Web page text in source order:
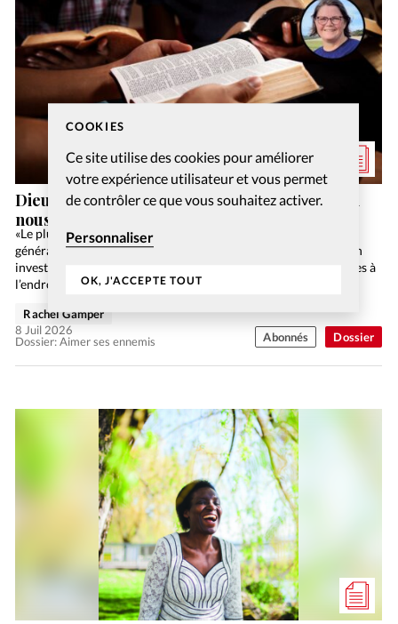
COOKIES
Ce site utilise des cookies pour améliorer
votre expérience utilisateur et vous permet
de contrôler ce que vous souhaitez activer.
Personnaliser
OK, J'ACCEPTE TOUT
Dossier
Dieu a-t-il vraiment dit de prier pour ceux qui
nous maltraitent?
«Le plus évangélique des papes»: de l’évangéliste Luis Palau à la
générale salutiste Linda Bond (en photo avec le pape lors de son
investiture) en passant par de nombreux évangéliques, les éloges à
l’endroit du…
Dossier: Aimer ses ennemis
Rachel Gamper
8 Juil 2026
Abonnés